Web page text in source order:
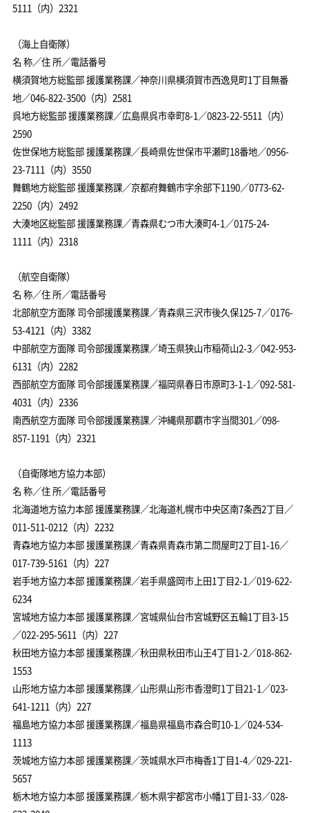
5111（内）2321
（海上自衛隊）
名 称／住 所／電話番号
横須賀地方総監部 援護業務課／神奈川県横須賀市西逸見町1丁目無番
地／046-822-3500（内）2581
呉地方総監部 援護業務課／広島県呉市幸町8-1／0823-22-5511（内）
2590
佐世保地方総監部 援護業務課／長崎県佐世保市平瀬町18番地／0956-
23-7111（内）3550
舞鶴地方総監部 援護業務課／京都府舞鶴市字余部下1190／0773-62-
2250（内）2492
大湊地区総監部 援護業務課／青森県むつ市大湊町4-1／0175-24-
1111（内）2318
（航空自衛隊）
名 称／住 所／電話番号
北部航空方面隊 司令部援護業務課／青森県三沢市後久保125-7／0176-
53-4121（内）3382
中部航空方面隊 司令部援護業務課／埼玉県狭山市稲荷山2-3／042-953-
6131（内）2282
西部航空方面隊 司令部援護業務課／福岡県春日市原町3-1-1／092-581-
4031（内）2336
南西航空方面隊 司令部援護業務課／沖縄県那覇市字当間301／098-
857-1191（内）2321
（自衛隊地方協力本部）
名 称／住 所／電話番号
北海道地方協力本部 援護業務課／北海道札幌市中央区南7条西2丁目／
011-511-0212（内）2232
青森地方協力本部 援護業務課／青森県青森市第二問屋町2丁目1-16／
017-739-5161（内）227
岩手地方協力本部 援護業務課／岩手県盛岡市上田1丁目2-1／019-622-
6234
宮城地方協力本部 援護業務課／宮城県仙台市宮城野区五輪1丁目3-15
／022-295-5611（内）227
秋田地方協力本部 援護業務課／秋田県秋田市山王4丁目1-2／018-862-
1553
山形地方協力本部 援護業務課／山形県山形市香澄町1丁目21-1／023-
641-1211（内）227
福島地方協力本部 援護業務課／福島県福島市森合町10-1／024-534-
1113
茨城地方協力本部 援護業務課／茨城県水戸市梅香1丁目1-4／029-221-
5657
栃木地方協力本部 援護業務課／栃木県宇都宮市小幡1丁目1-33／028-